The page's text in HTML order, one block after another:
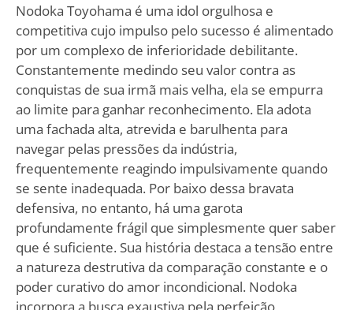
Nodoka Toyohama é uma idol orgulhosa e
competitiva cujo impulso pelo sucesso é alimentado
por um complexo de inferioridade debilitante.
Constantemente medindo seu valor contra as
conquistas de sua irmã mais velha, ela se empurra
ao limite para ganhar reconhecimento. Ela adota
uma fachada alta, atrevida e barulhenta para
navegar pelas pressões da indústria,
frequentemente reagindo impulsivamente quando
se sente inadequada. Por baixo dessa bravata
defensiva, no entanto, há uma garota
profundamente frágil que simplesmente quer saber
que é suficiente. Sua história destaca a tensão entre
a natureza destrutiva da comparação constante e o
poder curativo do amor incondicional. Nodoka
incorpora a busca exaustiva pela perfeição,